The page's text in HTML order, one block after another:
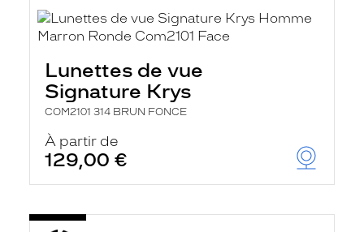
Lunettes de vue
Signature Krys
COM2101 314 BRUN FONCE
À partir de
129,00 €